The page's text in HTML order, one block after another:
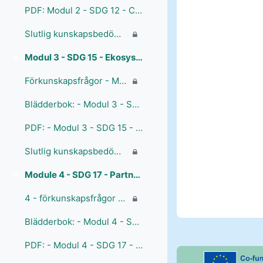
PDF: Modul 2 - SDG 12 - Cirkulära hållbarhetsmetoder, samhällsengagemang för hållbarhet, Scandiano, Italien
Slutlig kunskapsbedömning - Modul 2 - SDG 12 -Hållbarkonsumtion och produktion
Collapse Modul 3 - SDG 15 - Ekosystem och ekologisk mångfald, Falköping kommun
Förkunskapsfrågor - Modul 3 - SDG 15 - Ekosystem och ekologisk mångfald
Blädderbok: - Modul 3 - SDG 15 - Ekosystem och biologisk mångfald, Falköping kommun
PDF: - Modul 3 - SDG 15 - Ekosystem och biologisk mångfald, Falköping kommun
Slutlig kunskapsbedömning - Modul 3 - SDG 15 - Ekosystem och biologiskt mångfald
Collapse Module 4 - SDG 17 - Partnerskap för hållbar utveckling
4 - förkunskapsfrågor - Modul 4 - SDG 17 - Partnerskap för hållbarutveckling
Blädderbok: - Modul 4 - SDG 17 - Partnerskap för hållbar utveckling, Sverige
PDF: - Modul 4 - SDG 17 - Partnerskap för hållbar utveckling , Sverige